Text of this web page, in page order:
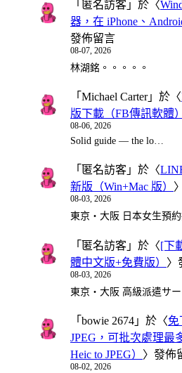
「 匿名訪客 」於〈
器，在 iPhone、
發佈留言
08-07, 2026
林湖銘。。。。。
「 Michael Carter」於〈
版下載（FB傳訊軟體）
08-06, 2026
Solid guide — the lo…
「 匿名訪客 」於〈
新版（Win+Mac 版）
08-03, 2026
東京・大阪 日本女生預
「 匿名訪客 」於〈[下
體中文版+免費版） 〉
08-03, 2026
東京・大阪 高級派遣サ
「 bowie 2674 」於〈免
JPEG，可批次處理最
Heic to JPEG） 〉發佈
08-02, 2026